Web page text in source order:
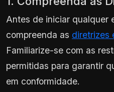
Antes de iniciar qualquer
compreenda as diretrizes
Familiarize-se com as
permitidas para garantir
em conformidade.